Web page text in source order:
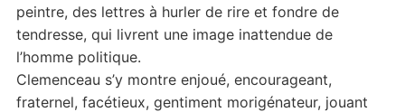
peintre, des lettres à hurler de rire et fondre de
tendresse, qui livrent une image inattendue de
l’homme politique.
Clemenceau s’y montre enjoué, encourageant,
fraternel, facétieux, gentiment morigénateur, jouant